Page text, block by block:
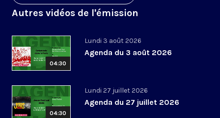
Autres vidéos de l'émission
04:30
Lundi 3 août 2026
Agenda du 3 août 2026
04:30
Lundi 27 juillet 2026
Agenda du 27 juillet 2026